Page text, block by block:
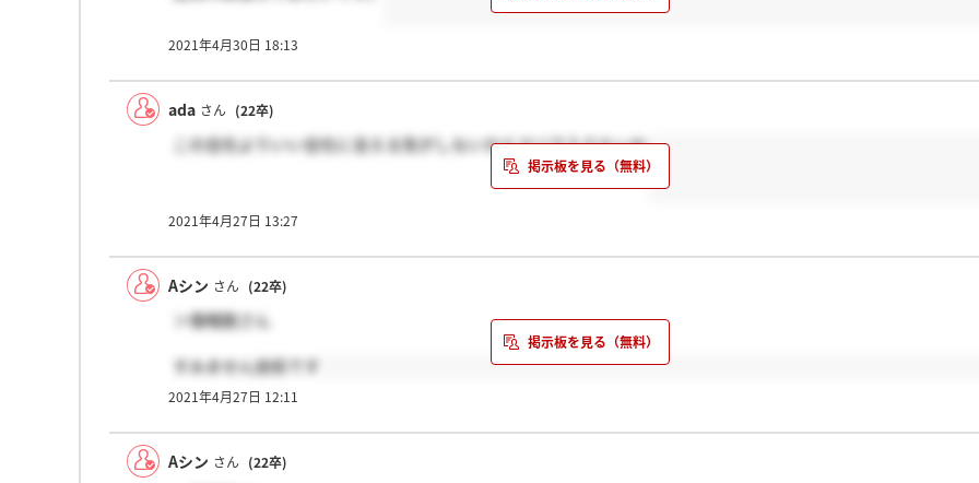
2021年4月30日 18:13
ada さん (22卒)
この会社よりいい会社に会える気がしないからマジで入りたいわ
2021年4月27日 13:27
Aシン さん (22卒)
＞僧帽筋さん
すみません技術です
2021年4月27日 12:11
Aシン さん (22卒)